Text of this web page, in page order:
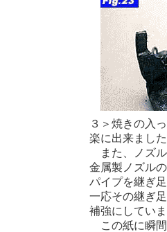
３＞焼きの入
楽に出来ました
また、ノズル
金属製ノズル
パイプを継ぎ
一応その継ぎ
補強にしていま
この紙に瞬間